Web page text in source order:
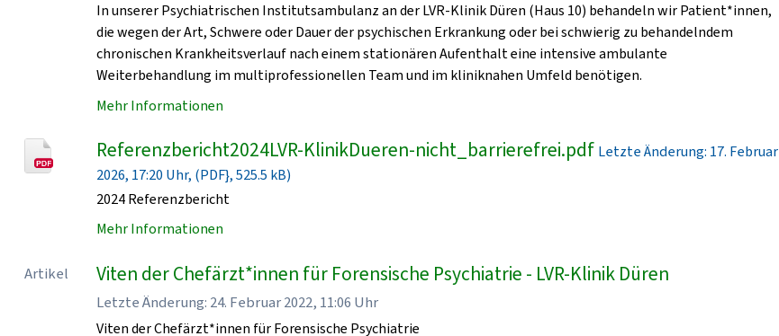
In unserer Psychiatrischen Institutsambulanz an der LVR-Klinik Düren (Haus 10) behandeln wir Patient*innen,
die wegen der Art, Schwere oder Dauer der psychischen Erkrankung oder bei schwierig zu behandelndem
chronischen Krankheitsverlauf nach einem stationären Aufenthalt eine intensive ambulante
Weiterbehandlung im multiprofessionellen Team und im kliniknahen Umfeld benötigen.
Mehr Informationen
Referenzbericht2024LVR-KlinikDueren-nicht_barrierefrei.pdf Letzte Änderung: 17. Februar
2026, 17:20 Uhr, (PDF}, 525.5 kB)
2024 Referenzbericht
Mehr Informationen
Artikel Viten der Chefärzt*innen für Forensische Psychiatrie - LVR-Klinik Düren
Letzte Änderung: 24. Februar 2022, 11:06 Uhr
Viten der Chefärzt*innen für Forensische Psychiatrie